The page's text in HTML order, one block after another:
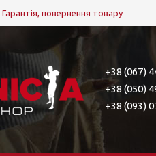
Гарантія, повернення товару
+38 (067)
+38 (050)
+38 (093)